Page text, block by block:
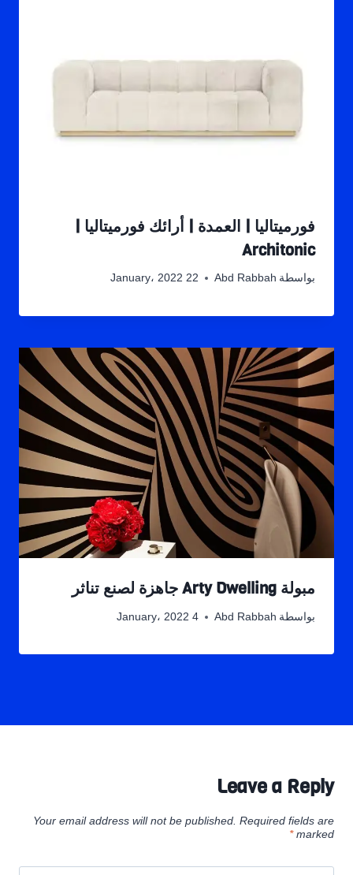
فورميتاليا | العمدة | أرائك فورميتاليا |
Architonic
بواسطة Abd Rabbah 22 January، 2022
مبولة Arty Dwelling جاهزة لصنع تناثر
بواسطة Abd Rabbah 4 January، 2022
Leave a Reply
Your email address will not be published. Required fields are
marked
*